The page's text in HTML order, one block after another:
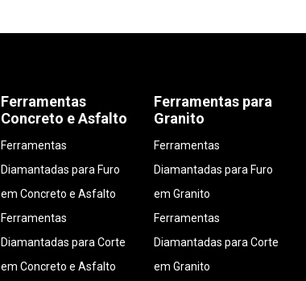
Ferramentas
Concreto e Asfalto
Ferramentas
Diamantadas para Furo
em Concreto e Asfalto
Ferramentas
Diamantadas para Corte
em Concreto e Asfalto
Ferramentas para
Granito
Ferramentas
Diamantadas para Furo
em Granito
Ferramentas
Diamantadas para Corte
em Granito